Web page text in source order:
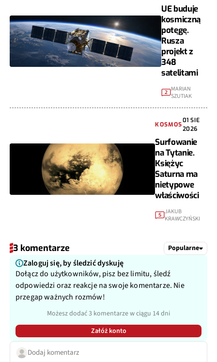
UE buduje
kosmiczną
potęgę.
Rusza
projekt z
348
satelitami
2
MARIAN
SZUTIAK
KOSMOS
01 SIE
2026
Surfowanie
na Tytanie.
Księżyc
Saturna ma
nietypowe
właściwości
5 JAKUB
KRAWCZYŃSKI
3 komentarze Popularne
Zaloguj się, by śledzić dyskuję
Dołącz do użytkowników, pisz bez limitu, śledź
odpowiedzi oraz reakcje na swoje komentarze. Nie
przegap ważnych rozmów!
Możesz dodać 3 komentarze w ciągu 14 dni
Załóż konto
Dodaj komentarz